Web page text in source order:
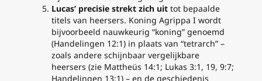
Lucas’ precisie strekt zich uit tot bepaalde
titels van heersers. Koning Agrippa I wordt
bijvoorbeeld nauwkeurig “koning” genoemd
(Handelingen 12:1) in plaats van “tetrarch” –
zoals andere schijnbaar vergelijkbare
heersers (zie Mattheüs 14:1; Lukas 3:1, 19, 9:7;
Handelingen 13:1) – en de geschiedenis